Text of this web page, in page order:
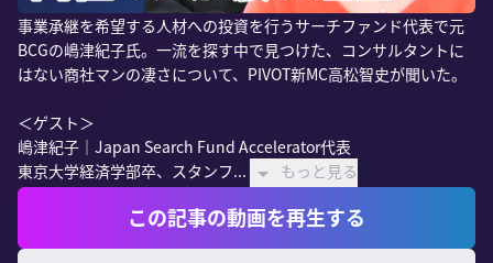
事業承継を希望する人材への投資を行うサーチファンド代表で元
BCGの嶋津紀子氏。一流を探す中で見つけた、コンサルタントに
はない商社マンの凄さについて、PIVOT新MC高松智史が聞いた。
＜ゲスト＞
嶋津紀子｜Japan Search Fund Accelerator代表
東京大学経済学部卒、スタンフ...
もっと見る
この記事の動画を再生する